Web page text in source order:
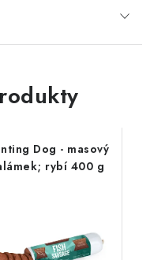
Dog - masový
rybí 400 g